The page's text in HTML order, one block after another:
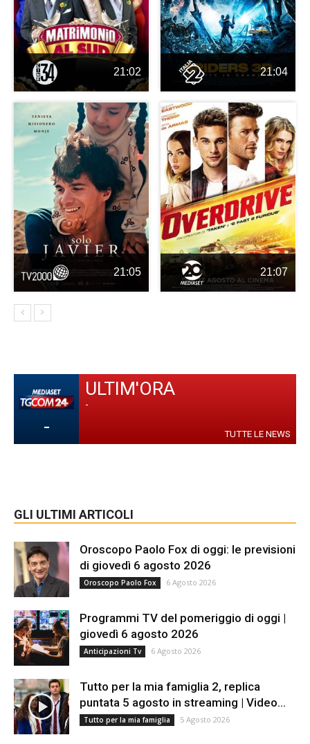
21:02 21:04
21:05 21:07
-
ULTIM'ORA
-
TUTTE LE NEWS
GLI ULTIMI ARTICOLI
Oroscopo Paolo Fox di oggi: le previsioni
di giovedì 6 agosto 2026
Oroscopo Paolo Fox 6 Agosto 2026
Programmi TV del pomeriggio di oggi |
giovedì 6 agosto 2026
Anticipazioni Tv 6 Agosto 2026
Tutto per la mia famiglia 2, replica
puntata 5 agosto in streaming | Video...
Tutto per la mia famiglia 5 Agosto 2026